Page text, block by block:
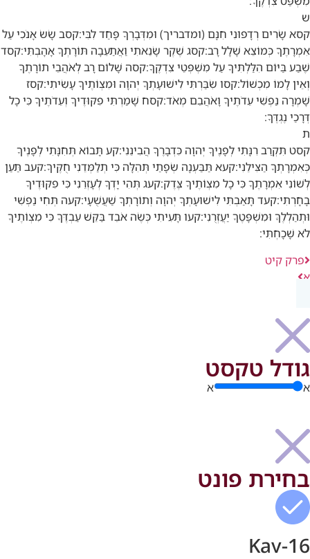
ש
קסא שָׂרִים רְדָפוּנִי חִנָּם (ומדבריך) וּמִדְּבָרְךָ פָּחַד לִבִּי:קסב שָׂשׂ אָנֹכִי עַל
אִמְרָתֶךָ כְּמוֹצֵא שָׁלָל רָב:קסג שֶׁקֶר שָׂנֵאתִי וַאֲתַעֵבָה תּוֹרָתְךָ אָהָבְתִּי:קסד
שֶׁבַע בַּיּוֹם הִלַּלְתִּיךָ עַל מִשְׁפְּטֵי צִדְקֶךָ:קסה שָׁלוֹם רָב לְאֹהֲבֵי תוֹרָתֶךָ
וְאֵין לָמוֹ מִכְשׁוֹל:קסו שִׂבַּרְתִּי לִישׁוּעָתְךָ יְהוָה וּמִצְוֹתֶיךָ עָשִׂיתִי:קסז
שָׁמְרָה נַפְשִׁי עֵדֹתֶיךָ וָאֹהֲבֵם מְאֹד:קסח שָׁמַרְתִּי פִקּוּדֶיךָ וְעֵדֹתֶיךָ כִּי כָל
דְּרָכַי נֶגְדֶּךָ:
ת
קסט תִּקְרַב רִנָּתִי לְפָנֶיךָ יְהוָה כִּדְבָרֶךָ הֲבִינֵנִי:קע תָּבוֹא תְּחִנָּתִי לְפָנֶיךָ
כְּאִמְרָתְךָ הַצִּילֵנִי:קעא תַּבַּעְנָה שְׂפָתַי תְּהִלָּה כִּי תְלַמְּדֵנִי חֻקֶּיךָ:קעב תַּעַן
לְשׁוֹנִי אִמְרָתֶךָ כִּי כָל מִצְוֹתֶיךָ צֶּדֶק:קעג תְּהִי יָדְךָ לְעָזְרֵנִי כִּי פִקּוּדֶיךָ
בָחָרְתִּי:קעד תָּאַבְתִּי לִישׁוּעָתְךָ יְהוָה וְתוֹרָתְךָ שַׁעֲשֻׁעָי:קעה תְּחִי נַפְשִׁי
וּתְהַלְלֶךָּ וּמִשְׁפָּטֶךָ יַעֲזְרֻנִי:קעו תָּעִיתִי כְּשֶׂה אֹבֵד בַּקֵּשׁ עַבְדֶּךָ כִּי מִצְוֹתֶיךָ
לֹא שָׁכָחְתִּי:
פרק קיט
א
גודל טקסט
א א
בחירת פונט
Kav-16